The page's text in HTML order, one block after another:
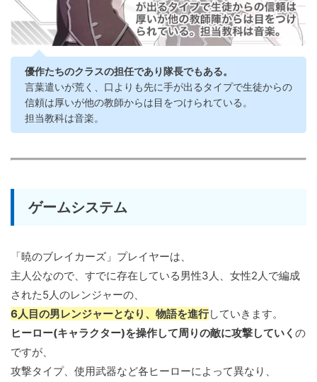
優作たちのクラスの担任であり隊長でもある。
言葉遣いが荒く、口よりも先に手が出るタイプで生徒からの
信頼は厚いが他の教師からは目をつけられている。
担当教科は音楽。
ゲームシステム
「暁のブレイカーズ」プレイヤーは、
主人公なので、すでに存在している男性3人、女性2人で編成
された5人のレンジャーの、
6人目の男レンジャーとなり、物語を進行していきます。
ヒーロー(キャラクター)を操作して周りの敵に攻撃していく の
ですが、
攻撃タイプ、使用武器など各ヒーローによって異なり、